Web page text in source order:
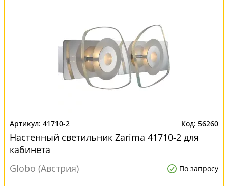
41710-2 56260
Настенный светильник Zarima 41710-2 для
кабинета
Globo (Австрия)
По запросу